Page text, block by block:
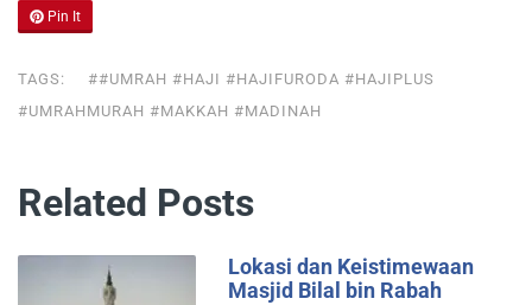
Pin It
TAGS:
##UMRAH #HAJI #HAJIFURODA #HAJIPLUS
#UMRAHMURAH #MAKKAH #MADINAH
Related Posts
Lokasi dan Keistimewaan
Masjid Bilal bin Rabah